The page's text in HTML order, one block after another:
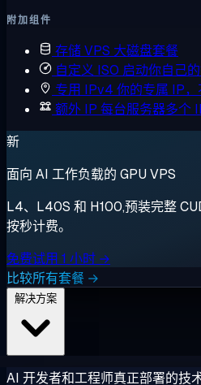
附加组件
存储 VPS 大磁盘套餐
自定义 ISO 启动你自己
专用 IPv4 你的专属 IP
额外 IP 每台服务器多个
新
面向 AI 工作负载的 GPU VPS
L4、L40S 和 H100,预装完整
按秒计费。
免费试用 1 小时 →
比较所有套餐 →
AI 开发者和工程师真正部署的技术